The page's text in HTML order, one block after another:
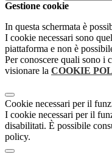
Gestione cookie
In questa schermata è
I cookie necessari sono
piattaforma e non è
Per conoscere quali sono i
visionare la COOKIE
Cookie necessari per il
I cookie necessari per il
disabilitati. È possibile
policy.